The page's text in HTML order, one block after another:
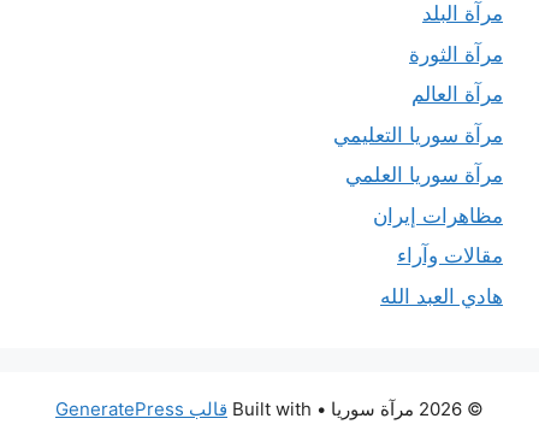
مرآة البلد
مرآة الثورة
مرآة العالم
مرآة سوريا التعليمي
مرآة سوريا العلمي
مظاهرات إيران
مقالات وآراء
هادي العبد الله
© 2026 مرآة سوريا • Built with قالب GeneratePress